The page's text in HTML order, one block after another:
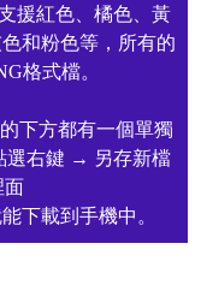
援紅色、橘色、黃
和粉色等，所有的
格式檔。
下方都有一個單獨
選右鍵 → 另存新檔
面
下載到手機中。